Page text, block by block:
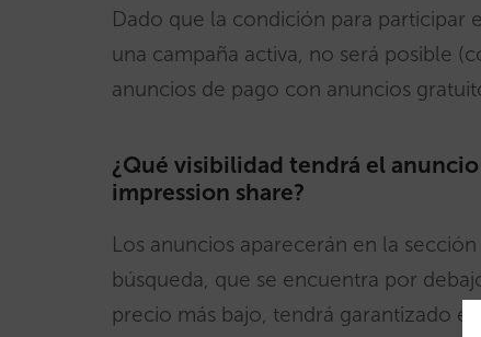
Dado que la condición para participar
una campaña activa, no será posible
anuncios de pago con anuncios
¿Qué visibilidad tendrá el
impression share?
Los anuncios aparecerán en la
búsqueda, que se encuentra por
precio más bajo, tendrá garantizado